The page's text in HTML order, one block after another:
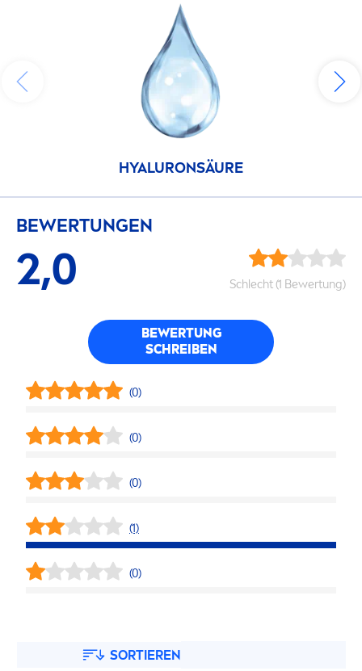
HYALURONSÄURE
BEWERTUNGEN
2,0 Schlecht (1 Bewertung)
BEWERTUNG
SCHREIBEN
(0)
(0)
(0)
(1)
(0)
SORTIEREN